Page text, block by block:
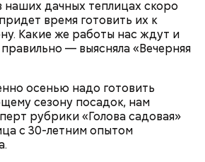
дачных теплицах скоро
время готовить их к
Какие же работы нас ждут и
— выясняла «Вечерняя
осенью надо готовить
сезону посадок, нам
рубрики «Голова садовая»
с 30-летним опытом